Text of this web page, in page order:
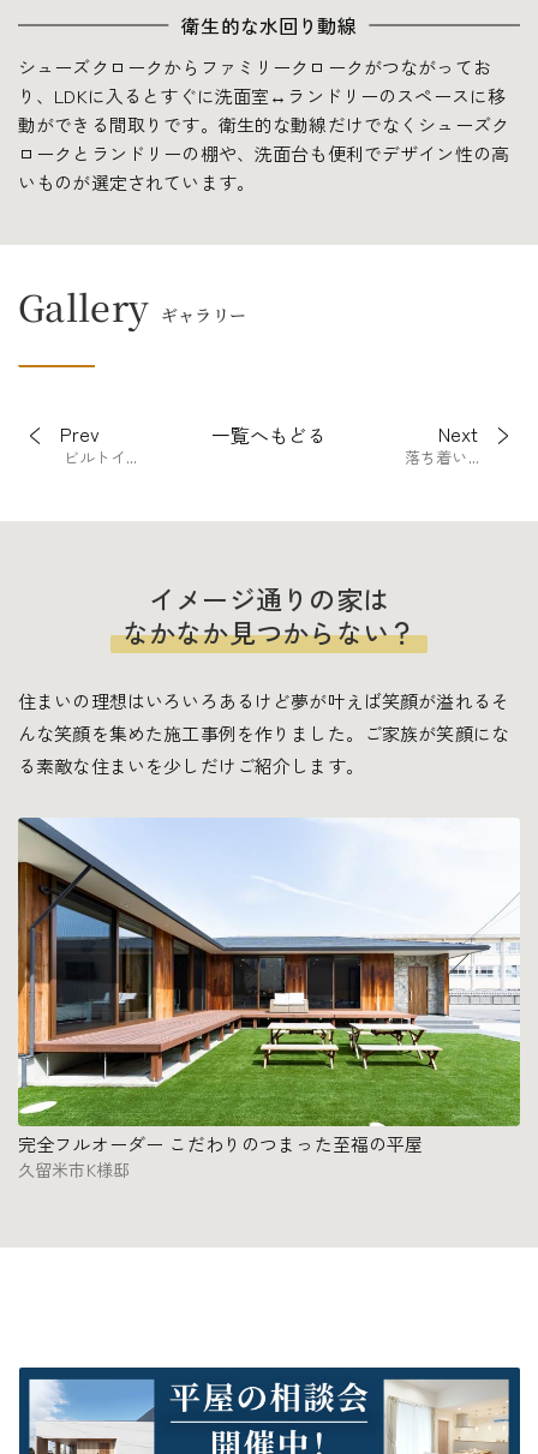
衛生的な水回り動線
シューズクロークからファミリークロークがつながってお
り、LDKに入るとすぐに洗面室↔ランドリーのスペースに移
動ができる間取りです。衛生的な動線だけでなくシューズク
ロークとランドリーの棚や、洗面台も便利でデザイン性の高
いものが選定されています。
Gallery ギャラリー
Prev
ビルトイ...
一覧へもどる Next
落ち着い...
イメージ通りの家は
なかなか見つからない？
住まいの理想はいろいろあるけど夢が叶えば笑顔が溢れる そ
んな笑顔を集めた施工事例を作りました。
ご家族が笑顔にな
る素敵な住まいを少しだけご紹介します。
完全フルオーダー こだわりのつまった至福の平屋
久留米市K様邸